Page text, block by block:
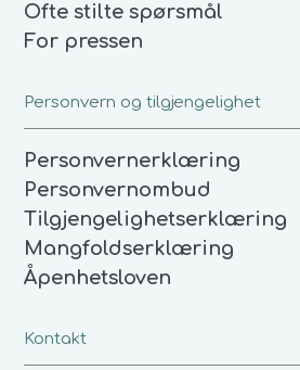
Ofte stilte spørsmål
For pressen
Personvern og tilgjengelighet
Personvernerklæring
Personvernombud
Tilgjengelighetserklæring
Mangfoldserklæring
Åpenhetsloven
Kontakt